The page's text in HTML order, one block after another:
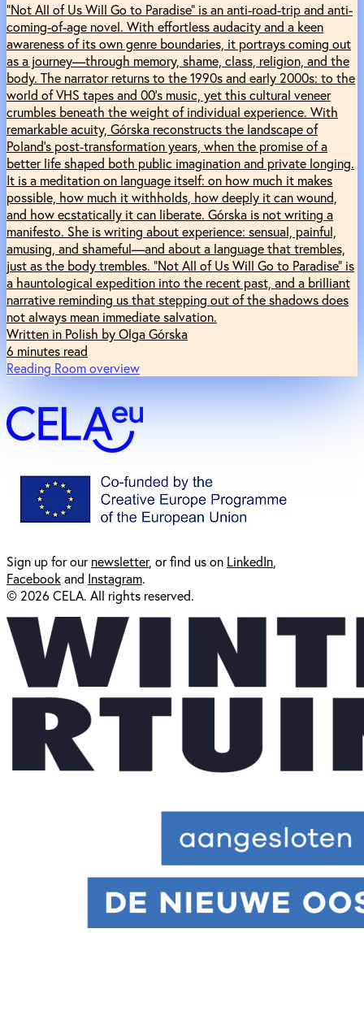
“Not All of Us Will Go to Paradise” is an anti-road-trip and anti-
coming-of-age novel. With effortless audacity and a keen
awareness of its own genre boundaries, it portrays coming out
as a journey—through memory, shame, class, religion, and the
body. The narrator returns to the 1990s and early 2000s: to the
world of VHS tapes and 00’s music, yet this cultural veneer
crumbles beneath the weight of individual experience. With
remarkable acuity, Górska reconstructs the landscape of
Poland's post-transformation years, when the promise of a
better life shaped both public imagination and private longing.
It is a meditation on language itself: on how much it makes
possible, how much it withholds, how deeply it can wound,
and how ecstatically it can liberate. Górska is not writing a
manifesto. She is writing about experience: sensual, painful,
amusing, and shameful—and about a language that trembles,
just as the body trembles. “Not All of Us Will Go to Paradise” is
a hauntological expedition into the recent past, and a brilliant
narrative reminding us that stepping out of the shadows does
not always mean immediate salvation.
Written in Polish by Olga Górska
6 minutes read
Reading Room overview
Sign up for ournewsletter, or find us on LinkedIn,
Facebookand Instagram.
© 2026 CELA. All rights reserved.